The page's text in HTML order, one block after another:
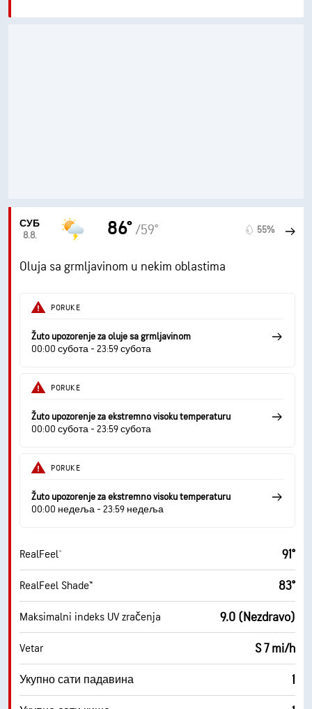
СУБ
8.8.
86° /59° 55%
Oluja sa grmljavinom u nekim oblastima
PORUKE
Žuto upozorenje za oluje sa grmljavinom
00:00 субота - 23:59 субота
PORUKE
Žuto upozorenje za ekstremno visoku temperaturu
00:00 субота - 23:59 субота
PORUKE
Žuto upozorenje za ekstremno visoku temperaturu
00:00 недеља - 23:59 недеља
RealFeel® 91°
RealFeel Shade™ 83°
Maksimalni indeks UV zračenja 9.0 (Nezdravo)
Vetar S 7 mi/h
Укупно сати падавина 1